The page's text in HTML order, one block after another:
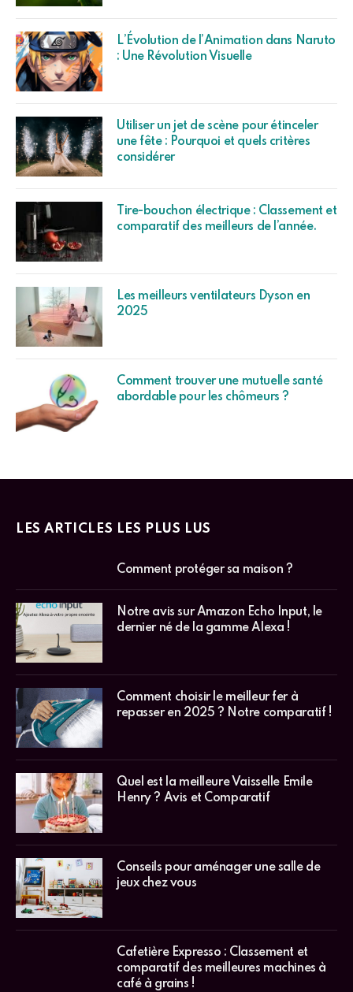
L’Évolution de l’Animation dans Naruto
: Une Révolution Visuelle
Utiliser un jet de scène pour étinceler
une fête : Pourquoi et quels critères
considérer
Tire-bouchon électrique : Classement et
comparatif des meilleurs de l’année.
Les meilleurs ventilateurs Dyson en
2025
Comment trouver une mutuelle santé
abordable pour les chômeurs ?
LES ARTICLES LES PLUS LUS
Comment protéger sa maison ?
Notre avis sur Amazon Echo Input, le
dernier né de la gamme Alexa !
Comment choisir le meilleur fer à
repasser en 2025 ? Notre comparatif !
Quel est la meilleure Vaisselle Emile
Henry ? Avis et Comparatif
Conseils pour aménager une salle de
jeux chez vous
Cafetière Expresso : Classement et
comparatif des meilleures machines à
café à grains !